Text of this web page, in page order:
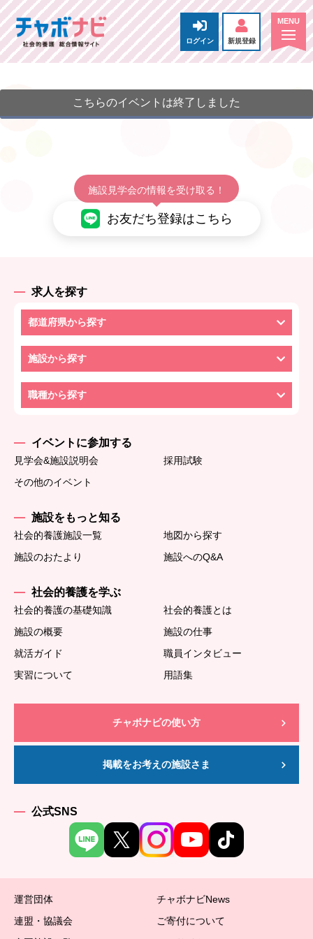
ログイン 新規登録
こちらのイベントは終了しました
施設見学会の情報を受け取る！
お友だち登録はこちら
求人を探す
都道府県から探す
施設から探す
職種から探す
イベントに参加する
見学会&施設説明会
採用試験
その他のイベント
施設をもっと知る
社会的養護施設一覧
地図から探す
施設のおたより
施設へのQ&A
社会的養護を学ぶ
社会的養護の基礎知識
社会的養護とは
施設の概要
施設の仕事
就活ガイド
職員インタビュー
実習について
用語集
チャボナビの使い方
掲載をお考えの施設さま
公式SNS
運営団体
チャボナビNews
連盟・協議会
ご寄付について